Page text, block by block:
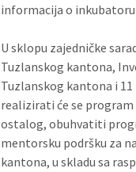
informacija o
U sklopu zajedničke
Tuzlanskog kantona,
Tuzlanskog kantona i
realizirati će se
ostalog, obuhvatiti
mentorsku podršku za
kantona, u skladu sa